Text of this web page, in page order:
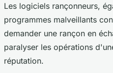
Les logiciels rançonneurs,
programmes malveillants
demander une rançon en
paralyser les opérations
réputation.